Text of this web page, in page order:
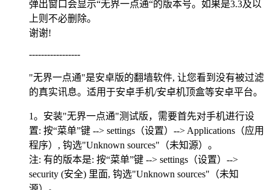
弹出窗口会显示“无界一点通“的版本号。如果是3.3及以
上则不必删除。
谢谢!
-----------------
"无界一点通"是安卓版的翻墙软件, 让您看到没有被过滤
的真实讯息。适用于安卓手机/安卓机顶盒等安卓平台。
1。安装"无界一点通"测试版，需要首先对手机进行设
置: 按“菜单”键 --> settings（设置）--> Applications（应用
程序）, 钩选"Unknown sources"（未知源）。
注: 有的版本是: 按“菜单”键 --> settings（设置）-->
security (安全) 里面, 钩选"Unknown sources"（未知